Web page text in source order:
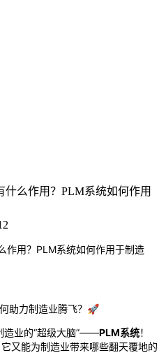
么作用？PLM系统如何作用
作用？PLM系统如何作用于制造
助力制造业腾飞？🚀
造业的“超级大脑”——PLM系统！
又能为制造业带来哪些翻天覆地的